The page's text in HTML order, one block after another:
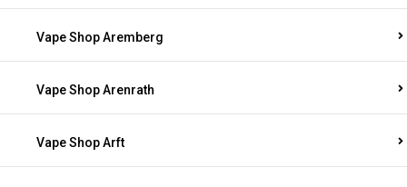
Vape Shop Aremberg
Vape Shop Arenrath
Vape Shop Arft